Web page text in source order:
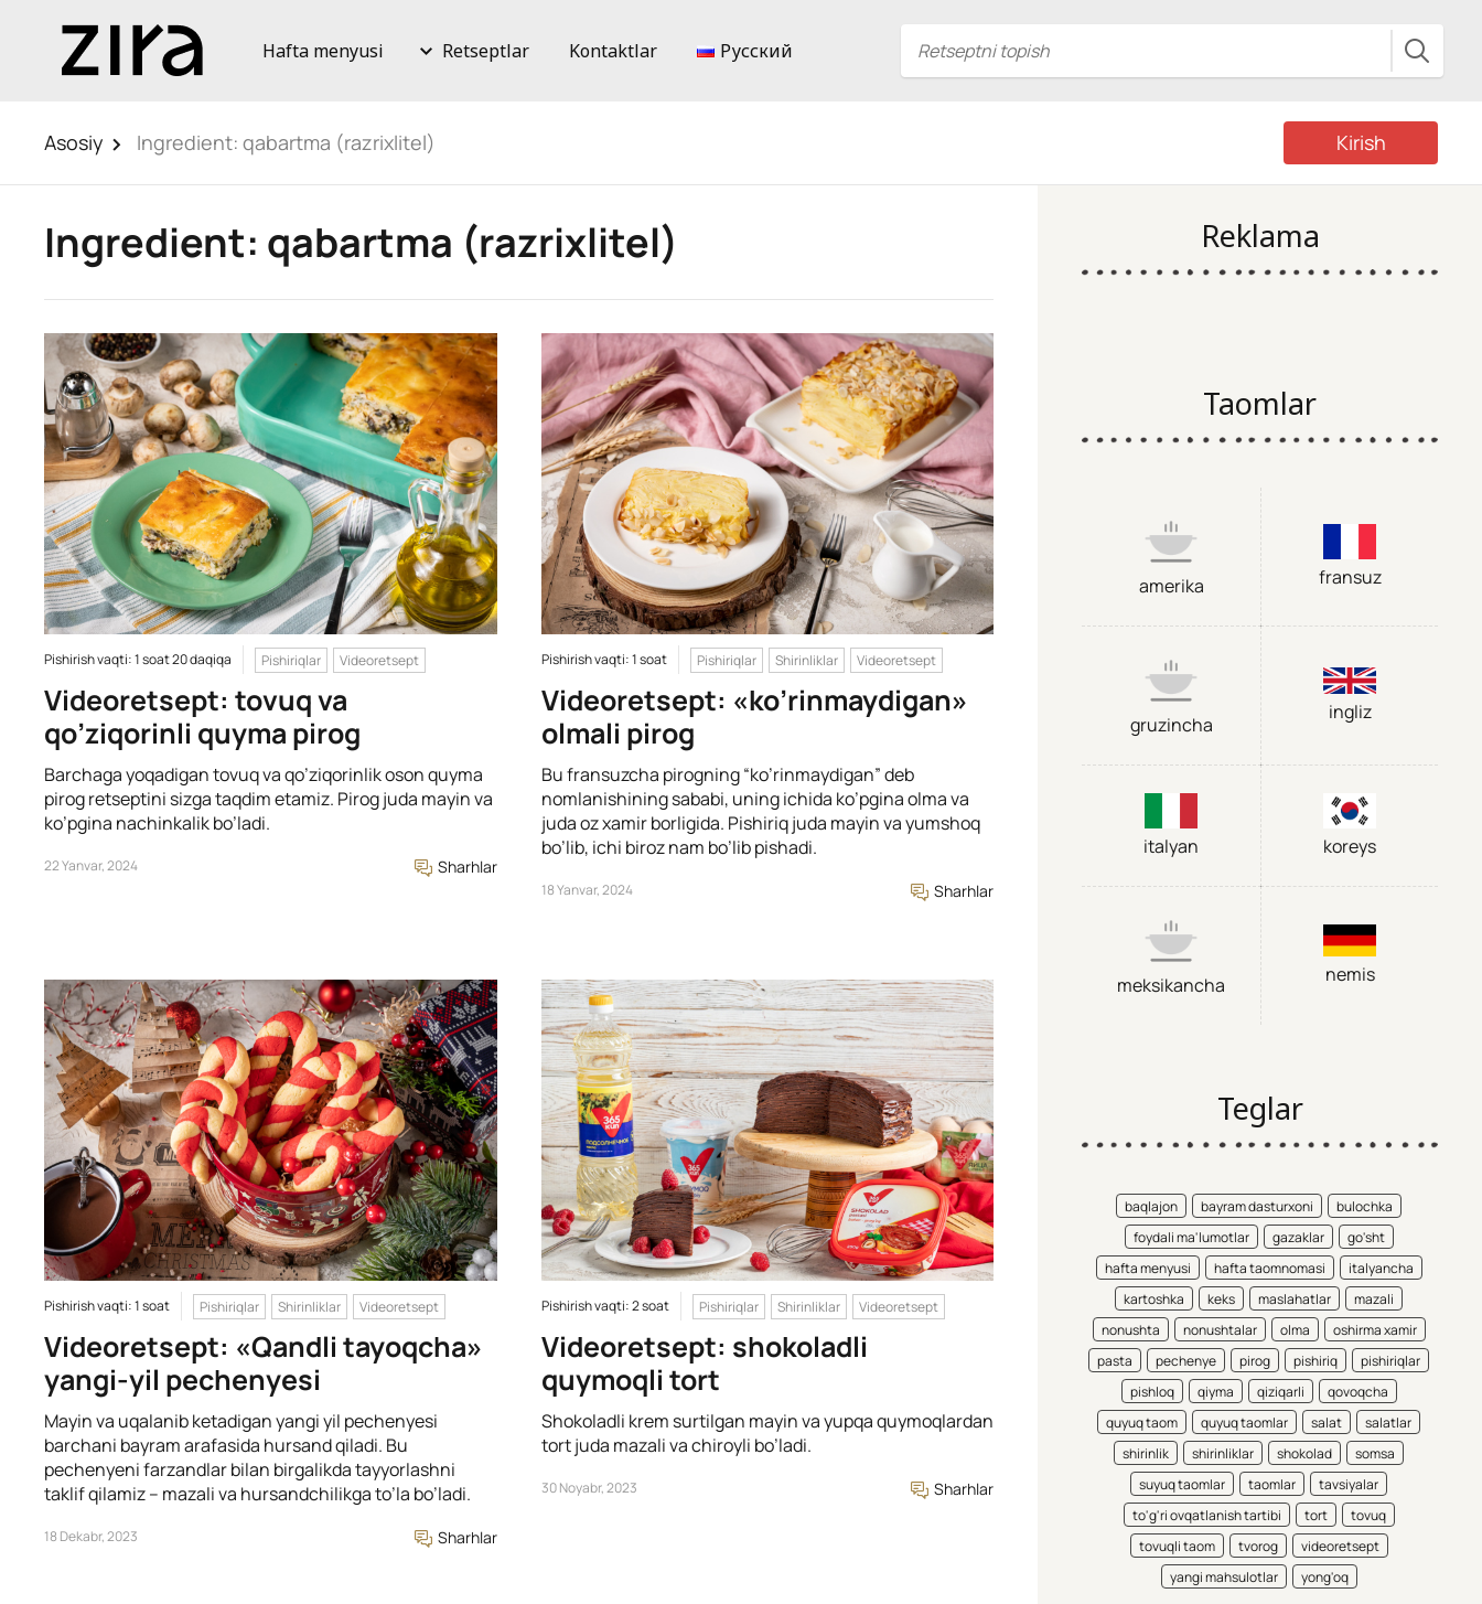
Hafta menyusi Retseptlar Kontaktlar Русский
Asosiy Ingredient: qabartma (razrixlitel) Kirish
Ingredient: qabartma (razrixlitel)
Pishirish vaqti: 1 soat 20 daqiqa Pishiriqlar Videoretsept
Videoretsept: tovuq va
qo’ziqorinli quyma pirog
Barchaga yoqadigan tovuq va qo’ziqorinlik oson quyma
pirog retseptini sizga taqdim etamiz. Pirog juda mayin va
ko’pgina nachinkalik bo’ladi.
22 Yanvar, 2024 Sharhlar
Pishirish vaqti: 1 soat Pishiriqlar Shirinliklar Videoretsept
Videoretsept: «ko’rinmaydigan»
olmali pirog
Bu fransuzcha pirogning “ko’rinmaydigan” deb
nomlanishining sababi, uning ichida ko’pgina olma va
juda oz xamir borligida. Pishiriq juda mayin va yumshoq
bo’lib, ichi biroz nam bo’lib pishadi.
18 Yanvar, 2024 Sharhlar
Pishirish vaqti: 1 soat Pishiriqlar Shirinliklar Videoretsept
Videoretsept: «Qandli tayoqcha»
yangi-yil pechenyesi
Mayin va uqalanib ketadigan yangi yil pechenyesi
barchani bayram arafasida hursand qiladi. Bu
pechenyeni farzandlar bilan birgalikda tayyorlashni
taklif qilamiz – mazali va hursandchilikga to’la bo’ladi.
18 Dekabr, 2023 Sharhlar
Pishirish vaqti: 2 soat Pishiriqlar Shirinliklar Videoretsept
Videoretsept: shokoladli
quymoqli tort
Shokoladli krem surtilgan mayin va yupqa quymoqlardan
tort juda mazali va chiroyli bo’ladi.
30 Noyabr, 2023 Sharhlar
Reklama
Taomlar
amerika fransuz
gruzincha
ingliz
italyan koreys
meksikancha nemis
Teglar
baqlajon bayram dasturxoni
bulochka
foydali ma'lumotlar
gazaklar
go'sht
hafta menyusi
hafta taomnomasi
italyancha
kartoshka
keks maslahatlar
mazali
nonushta
nonushtalar olma
oshirma xamir
pasta
pechenye pirog pishiriq
pishiriqlar
pishloq
qiyma qiziqarli
qovoqcha
quyuq taom
quyuq taomlar salat
salatlar
shirinlik
shirinliklar shokolad
somsa
suyuq taomlar
taomlar
tavsiyalar
to'g'ri ovqatlanish tartibi
tort
tovuq
tovuqli taom
tvorog
videoretsept
yangi mahsulotlar
yong'oq